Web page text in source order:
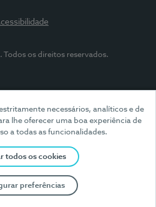
necessários, analíticos e de
lhe oferecer uma boa experiência de
a todas as funcionalidades.
todos os cookies
preferências
Todos os direitos reservados.